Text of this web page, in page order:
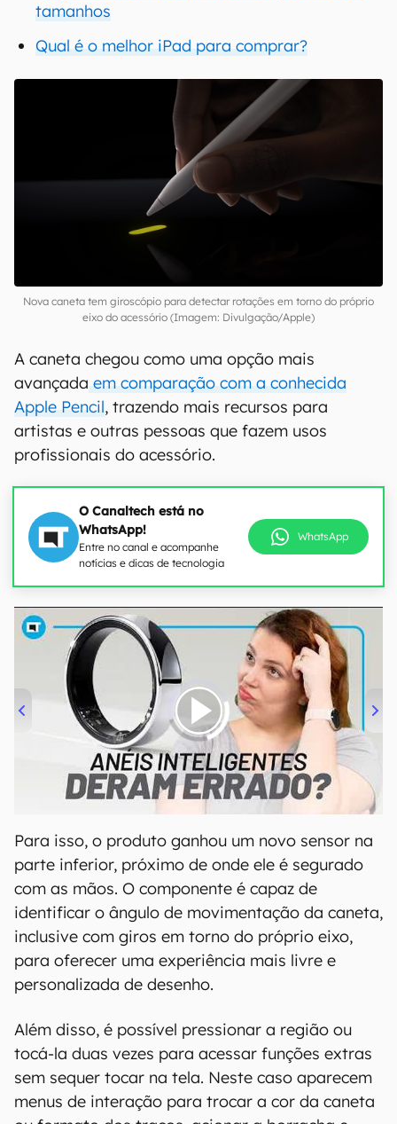
tamanhos
Qual é o melhor iPad para comprar?
Nova caneta tem giroscópio para detectar rotações em torno do próprio
eixo do acessório (Imagem: Divulgação/Apple)
A caneta chegou como uma opção mais
avançada em comparação com a conhecida
Apple Pencil, trazendo mais recursos para
artistas e outras pessoas que fazem usos
profissionais do acessório.
O Canaltech está no
WhatsApp!
Entre no canal e acompanhe
notícias e dicas de tecnologia
WhatsApp
00:00/21:11
Para isso, o produto ganhou um novo sensor na
parte inferior, próximo de onde ele é segurado
com as mãos. O componente é capaz de
identificar o ângulo de movimentação da caneta,
inclusive com giros em torno do próprio eixo,
para oferecer uma experiência mais livre e
personalizada de desenho.
Além disso, é possível pressionar a região ou
tocá-la duas vezes para acessar funções extras
sem sequer tocar na tela. Neste caso aparecem
menus de interação para trocar a cor da caneta